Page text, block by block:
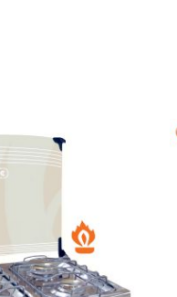
precio
original